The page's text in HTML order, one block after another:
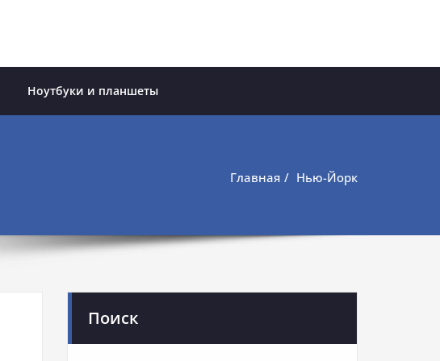
Ноутбуки и планшеты
Главная Нью-Йорк
Поиск